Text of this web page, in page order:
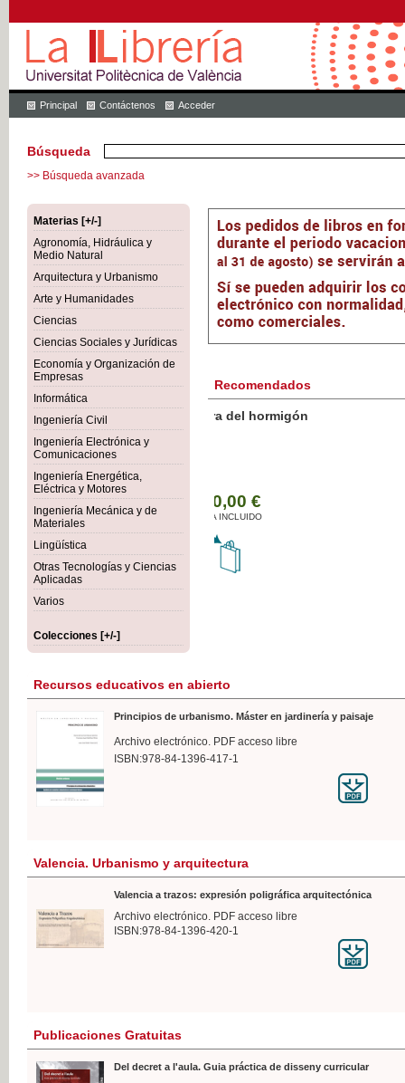
Principal Contáctenos Acceder
Búsqueda
>> Búsqueda avanzada
Materias [+/-]
Agronomía, Hidráulica y
Medio Natural
Arquitectura y Urbanismo
Arte y Humanidades
Ciencias
Ciencias Sociales y Jurídicas
Economía y Organización de
Empresas
Informática
Ingeniería Civil
Ingeniería Electrónica y
Comunicaciones
Ingeniería Energética,
Eléctrica y Motores
Ingeniería Mecánica y de
Materiales
Lingüística
Otras Tecnologías y Ciencias
Aplicadas
Varios
Colecciones [+/-]
Recomendados
Botánica Agroalimentaria
Recursos educativos en abierto
Principios de urbanismo. Máster en jardinería y paisaje
Archivo electrónico. PDF acceso libre
ISBN:978-84-1396-417-1
Valencia. Urbanismo y arquitectura
Valencia a trazos: expresión poligráfica arquitectónica
Archivo electrónico. PDF acceso libre
ISBN:978-84-1396-420-1
Publicaciones Gratuitas
Del decret a l'aula. Guia práctica de disseny curricular